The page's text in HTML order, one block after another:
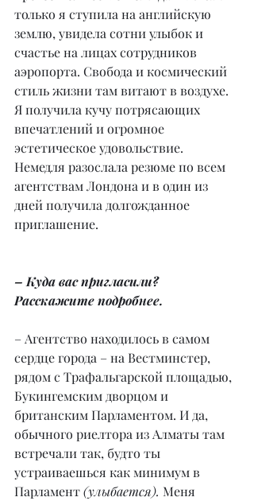
только я ступила на английскую
землю, увидела сотни улыбок и
счастье на лицах сотрудников
аэропорта. Свобода и космический
стиль жизни там витают в воздухе.
Я получила кучу потрясающих
впечатлений и огромное
эстетическое удовольствие.
Немедля разослала резюме по всем
агентствам Лондона и в один из
дней получила долгожданное
приглашение.
– Куда вас пригласили?
Расскажите подробнее.
– Агентство находилось в самом
сердце города – на Вестминстер,
рядом с Трафальгарской площадью,
Букингемским дворцом и
британским Парламентом. И да,
обычного риелтора из Алматы там
встречали так, будто ты
устраиваешься как минимум в
Парламент (улыбается). Меня